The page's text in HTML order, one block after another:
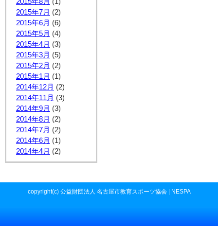
2015年8月 (1)
2015年7月 (2)
2015年6月 (6)
2015年5月 (4)
2015年4月 (3)
2015年3月 (5)
2015年2月 (2)
2015年1月 (1)
2014年12月 (2)
2014年11月 (3)
2014年9月 (3)
2014年8月 (2)
2014年7月 (2)
2014年6月 (1)
2014年4月 (2)
copyright(c) 公益財団法人 名古屋市教育スポーツ協会 | NESPA